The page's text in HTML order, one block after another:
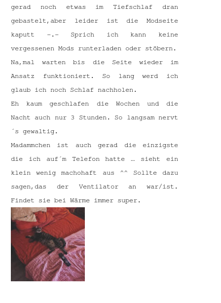
gerad noch etwas im Tiefschlaf dran
gebastelt,aber leider ist die Modseite
kaputt -.- Sprich ich kann keine
vergessenen Mods runterladen oder stöbern.
Na,mal warten bis die Seite wieder im
Ansatz funktioniert. So lang werd ich
glaub ich noch Schlaf nachholen.
Eh kaum geschlafen die Wochen und die
Nacht auch nur 3 Stunden. So langsam nervt
´s gewaltig.
Madammchen ist auch gerad die einzigste
die ich auf´m Telefon hatte … sieht ein
klein wenig machohaft aus ^^ Sollte dazu
sagen,das der Ventilator an war/ist.
Findet sie bei Wärme immer super.